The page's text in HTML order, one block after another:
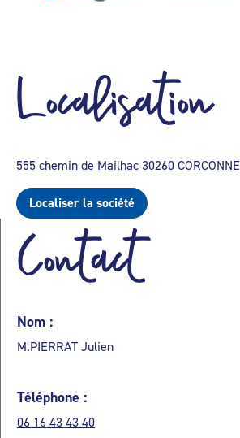
Localisation
555 chemin de Mailhac 30260 CORCONNE
Localiser la société
Contact
Nom :
M.PIERRAT Julien
Téléphone :
06 16 43 43 40